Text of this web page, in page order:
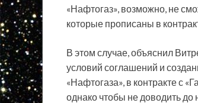
«Нафтогаз», возможно, не
которые прописаны в
В этом случае, объяснил
условий соглашений и
«Нафтогаза», в контракте с
однако чтобы не доводить